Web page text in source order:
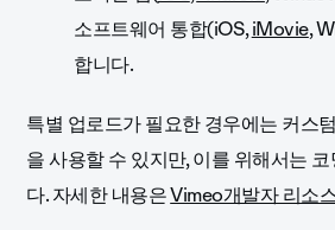
소프트웨어 통합(iOS,iMovie,
합니다.
특별 업로드가 필요한 경우에는 커스
을 사용할 수 있지만, 이를 위해서는
다. 자세한 내용은Vimeo개발자 리소